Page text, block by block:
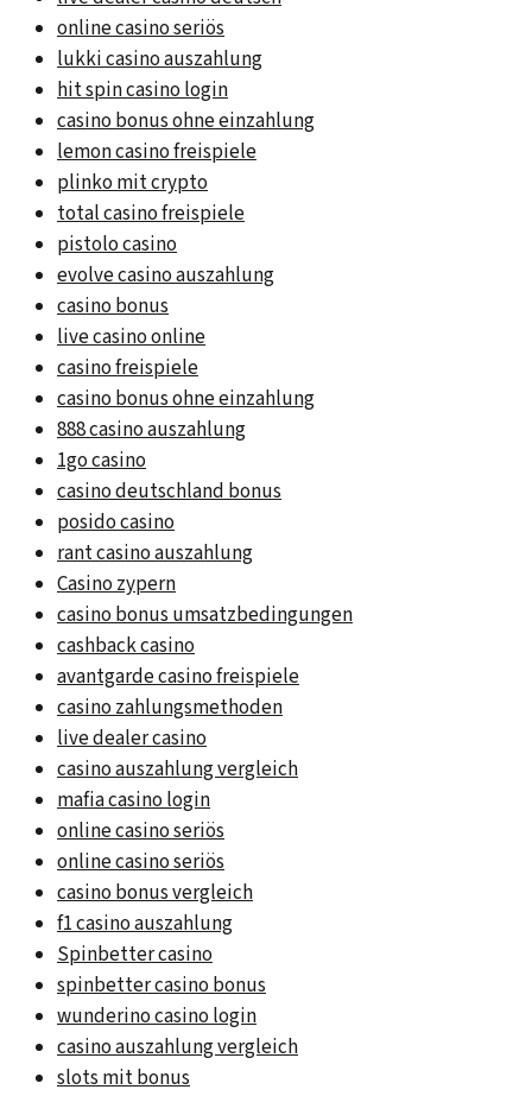
online casino seriös
lukki casino auszahlung
hit spin casino login
casino bonus ohne einzahlung
lemon casino freispiele
plinko mit crypto
total casino freispiele
pistolo casino
evolve casino auszahlung
casino bonus
live casino online
casino freispiele
casino bonus ohne einzahlung
888 casino auszahlung
1go casino
casino deutschland bonus
posido casino
rant casino auszahlung
Casino zypern
casino bonus umsatzbedingungen
cashback casino
avantgarde casino freispiele
casino zahlungsmethoden
live dealer casino
casino auszahlung vergleich
mafia casino login
online casino seriös
online casino seriös
casino bonus vergleich
f1 casino auszahlung
Spinbetter casino
spinbetter casino bonus
wunderino casino login
casino auszahlung vergleich
slots mit bonus